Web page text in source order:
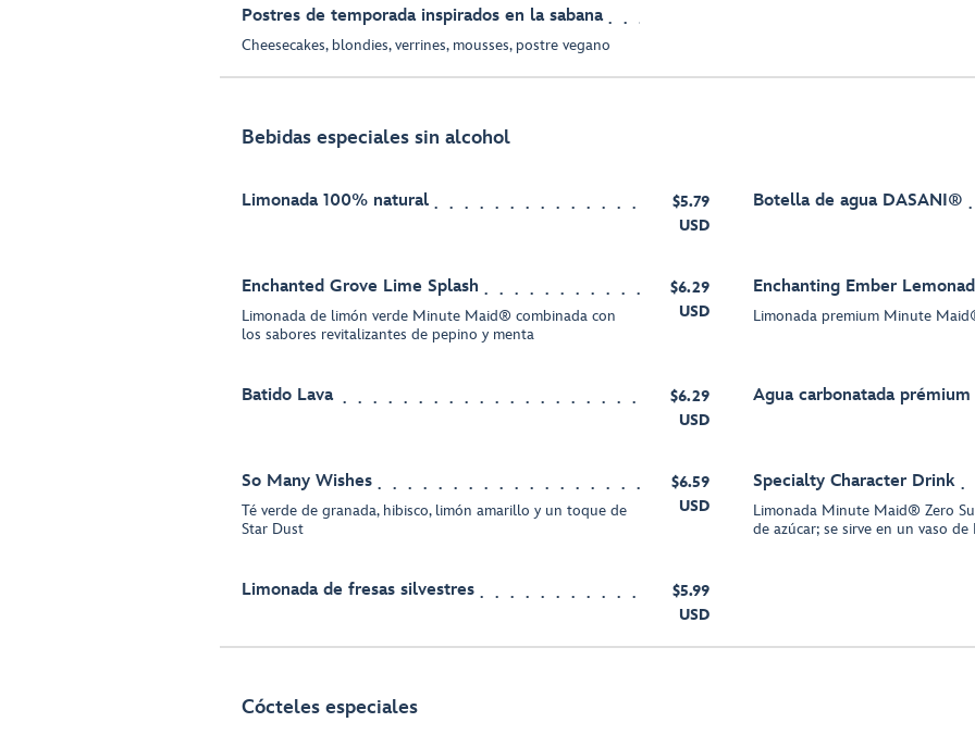
Postres de temporada inspirados en la sabana
Cheesecakes, blondies, verrines, mousses, postre vegano
Bebidas especiales sin alcohol
Limonada 100% natural
$5.79
USD
Botella de agua DASANI®
Enchanted Grove Lime Splash
Limonada de limón verde Minute Maid® combinada con
los sabores revitalizantes de pepino y menta
$6.29
USD
Enchanting Ember
Limonada premium Minute
Batido Lava
$6.29
USD
Agua carbonatada prémium
So Many Wishes
Té verde de granada, hibisco, limón amarillo y un toque de
Star Dust
$6.59
USD
Specialty Character Drink
Limonada Minute Maid® Zero
de azúcar; se sirve en un vaso
Limonada de fresas silvestres
$5.99
USD
Cócteles especiales